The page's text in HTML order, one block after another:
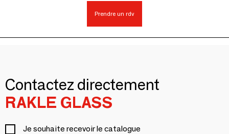
Prendre un rdv
Contactez directement
RAKLE GLASS
Je souhaite recevoir le catalogue